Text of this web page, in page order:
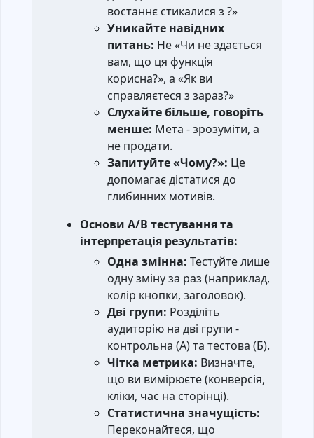
востаннє стикалися з ?»
Уникайте навідних
питань: Не «Чи не здається
вам, що ця функція
корисна?», а «Як ви
справляєтеся з зараз?»
Слухайте більше, говоріть
менше: Мета - зрозуміти, а
не продати.
Запитуйте «Чому?»: Це
допомагає дістатися до
глибинних мотивів.
Основи A/B тестування та
інтерпретація результатів:
Одна змінна: Тестуйте лише
одну зміну за раз (наприклад,
колір кнопки, заголовок).
Дві групи: Розділіть
аудиторію на дві групи -
контрольна (А) та тестова (Б).
Чітка метрика: Визначте,
що ви вимірюєте (конверсія,
кліки, час на сторінці).
Статистична значущість:
Переконайтеся, що